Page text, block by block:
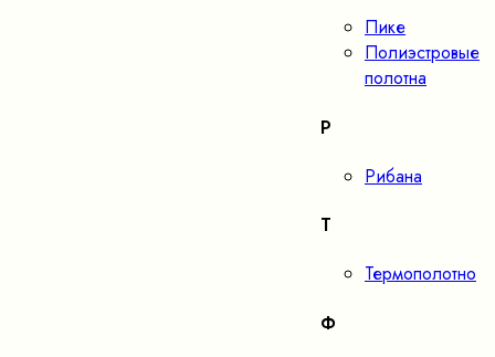
Пике
Полиэстровые
полотна
Р
Рибана
Т
Термополотно
Ф